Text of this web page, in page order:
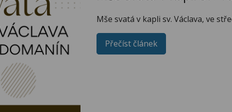
Mše svatá v kapli sv. Václava, ve
Přečíst článek